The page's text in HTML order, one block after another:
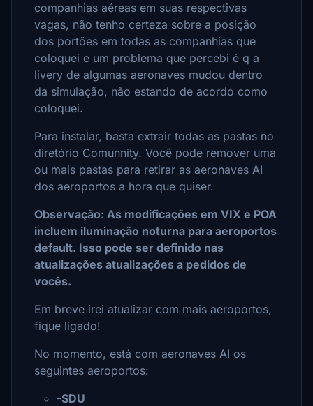
companhias aéreas em suas respectivas
vagas, não tenho certeza sobre a posição
dos portões em todas as companhias que
coloquei e um problema que percebi é q a
livery de algumas aeronaves mudou dentro
da simulação, não estando de acordo como
coloquei.
Para instalar, basta extrair todas as pastas no
diretório Comunnity. Você pode remover uma
ou mais pastas para retirar as aeronaves AI
dos aeroportos a hora que quiser.
Observação: As modificações em VIX e POA
incluem iluminação noturna para aeroportos
default. Isso pode ser definido nas
atualizações atualizações a pedidos de
vocês.
Em breve irei atualizar com mais aeroportos,
fique ligado!
No momento, está com aeronaves AI os
seguintes aeroportos:
-SDU